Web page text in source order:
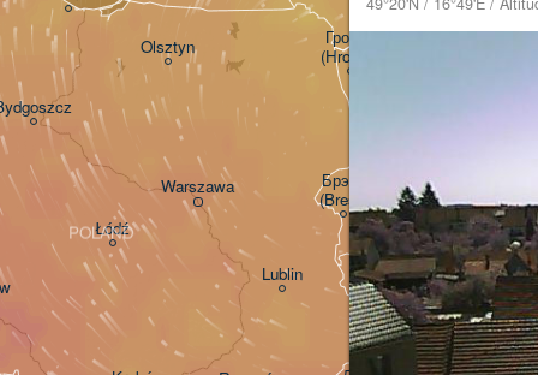
Warszawa
Łódź
Olsztyn
POLAND
Рівне
(Rivne)
(Pinsk)
Гродна
(Hrodna)
Lublin
Брэст
(Brest)